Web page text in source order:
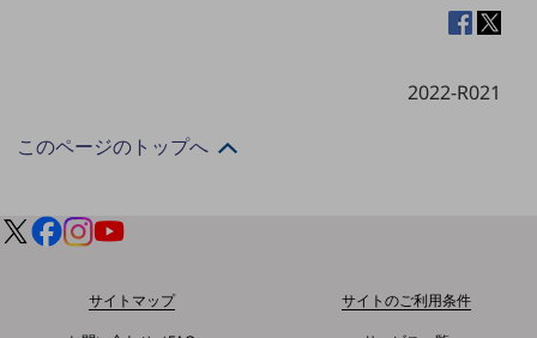
障がい者採用
2022-R021
このページのトップへ
サイトマップ
サイトのご利用条件